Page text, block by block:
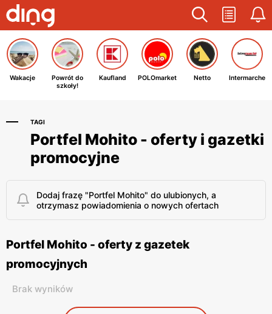
Wakacje
Powrót do
szkoły!
Kaufland POLOmarket Netto Intermarche
TAGI
Portfel Mohito - oferty i gazetki
promocyjne
Dodaj frazę "Portfel Mohito" do ulubionych, a
otrzymasz powiadomienia o nowych ofertach
Portfel Mohito - oferty z gazetek
promocyjnych
Brak wyników